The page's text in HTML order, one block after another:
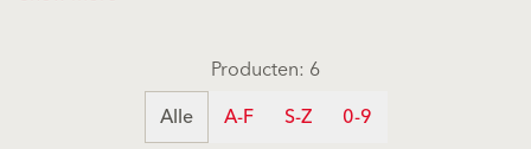
Producten: 6
Alle
A-F S-Z 0-9